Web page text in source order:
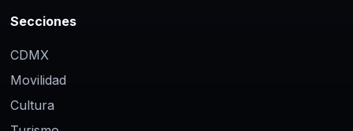
Secciones
CDMX
Movilidad
Cultura